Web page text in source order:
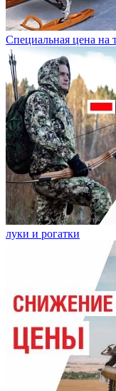
Специальная цена на
луки и рогатки